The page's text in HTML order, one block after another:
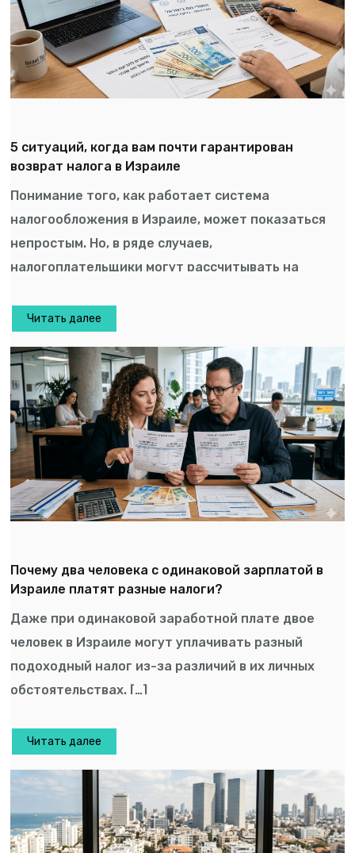
5 ситуаций, когда вам почти гарантирован
возврат налога в Израиле
Понимание того, как работает система
налогообложения в Израиле, может показаться
непростым. Но, в ряде случаев,
налогоплательщики могут рассчитывать на
Читать далее
Почему два человека с одинаковой зарплатой в
Израиле платят разные налоги?
Даже при одинаковой заработной плате двое
человек в Израиле могут уплачивать разный
подоходный налог из-за различий в их личных
обстоятельствах. […]
Читать далее